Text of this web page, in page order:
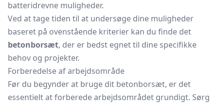
batteridrevne muligheder.
Ved at tage tiden til at undersøge dine muligheder
baseret på ovenstående kriterier kan du finde det
betonborsæt, der er bedst egnet til dine specifikke
behov og projekter.
Forberedelse af arbejdsområde
Før du begynder at bruge dit betonborsæt, er det
essentielt at forberede arbejdsområdet grundigt. Sørg